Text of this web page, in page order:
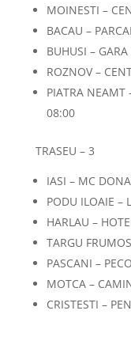
MOINESTI –
BACAU –
BUHUSI –
ROZNOV –
PIATRA NEAMT
08:00
TRASEU – 3
IASI – MC
PODU ILOAIE –
HARLAU –
TARGU
PASCANI –
MOTCA –
CRISTESTI –